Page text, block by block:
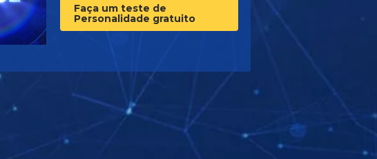
Faça um teste de
Personalidade gratuito